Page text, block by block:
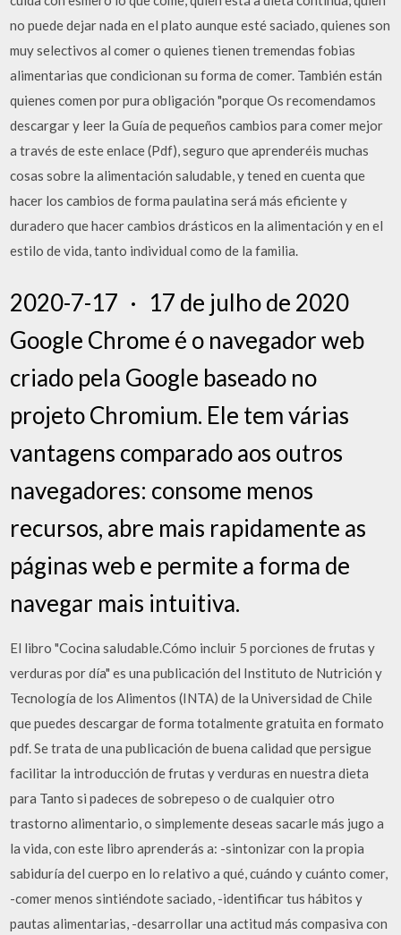
no puede dejar nada en el plato aunque esté saciado, quienes son
muy selectivos al comer o quienes tienen tremendas fobias
alimentarias que condicionan su forma de comer. También están
quienes comen por pura obligación "porque Os recomendamos
descargar y leer la Guía de pequeños cambios para comer mejor
a través de este enlace (Pdf), seguro que aprenderéis muchas
cosas sobre la alimentación saludable, y tened en cuenta que
hacer los cambios de forma paulatina será más eficiente y
duradero que hacer cambios drásticos en la alimentación y en el
estilo de vida, tanto individual como de la familia.
2020-7-17 · 17 de julho de 2020
Google Chrome é o navegador web
criado pela Google baseado no
projeto Chromium. Ele tem várias
vantagens comparado aos outros
navegadores: consome menos
recursos, abre mais rapidamente as
páginas web e permite a forma de
navegar mais intuitiva.
El libro "Cocina saludable.Cómo incluir 5 porciones de frutas y
verduras por día" es una publicación del Instituto de Nutrición y
Tecnología de los Alimentos (INTA) de la Universidad de Chile
que puedes descargar de forma totalmente gratuita en formato
pdf. Se trata de una publicación de buena calidad que persigue
facilitar la introducción de frutas y verduras en nuestra dieta
para Tanto si padeces de sobrepeso o de cualquier otro
trastorno alimentario, o simplemente deseas sacarle más jugo a
la vida, con este libro aprenderás a: -sintonizar con la propia
sabiduría del cuerpo en lo relativo a qué, cuándo y cuánto comer,
-comer menos sintiéndote saciado, -identificar tus hábitos y
pautas alimentarias, -desarrollar una actitud más compasiva con